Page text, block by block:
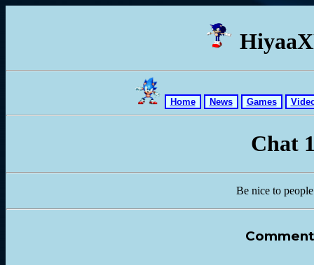
Home News Games
Chat
Be nice to